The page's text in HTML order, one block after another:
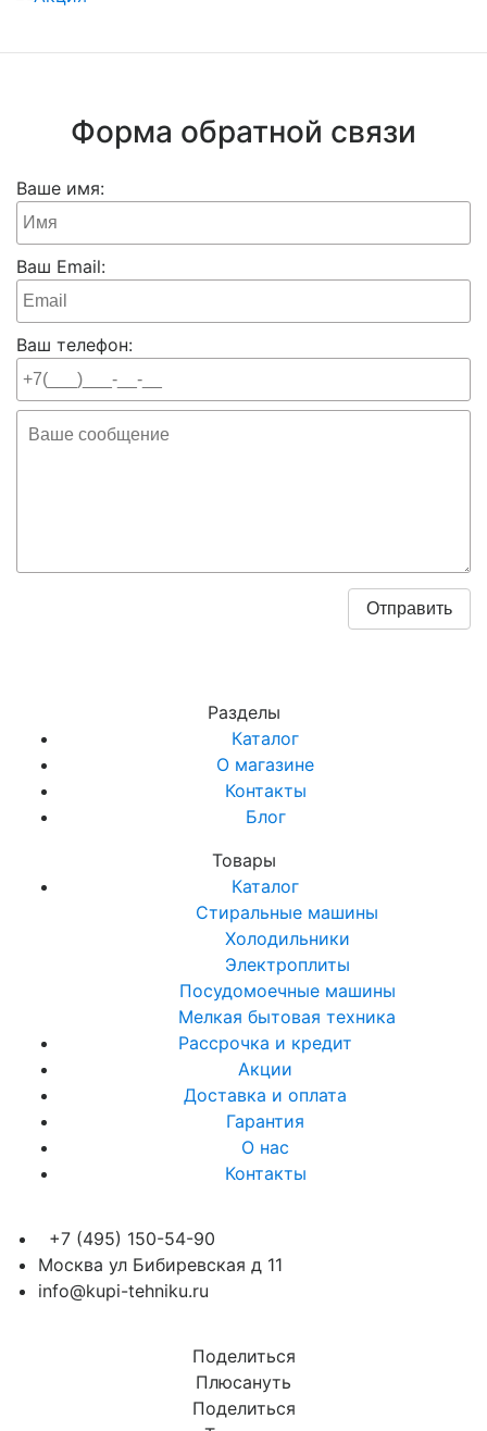
Форма обратной связи
Ваше имя:
Ваш Email:
Ваш телефон:
Разделы
Каталог
О магазине
Контакты
Блог
Товары
Каталог
Стиральные машины
Холодильники
Электроплиты
Посудомоечные машины
Мелкая бытовая техника
Рассрочка и кредит
Акции
Доставка и оплата
Гарантия
О нас
Контакты
+7 (495) 150-54-90
Москва ул Бибиревская д 11
info@kupi-tehniku.ru
Поделиться
Плюсануть
Поделиться